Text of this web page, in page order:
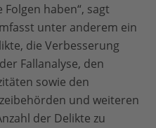
haben“, sagt
unter anderem ein
die Verbesserung
Fallanalyse, den
sowie den
und weiteren
der Delikte zu